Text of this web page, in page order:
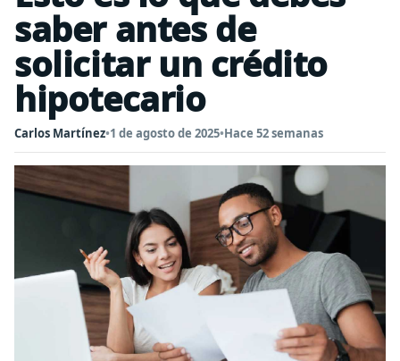
saber antes de
solicitar un crédito
hipotecario
Carlos Martínez•1 de agosto de 2025•Hace 52 semanas